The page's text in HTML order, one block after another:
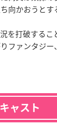
向かおうとす
を打破するこ
ファンタジー
ャスト